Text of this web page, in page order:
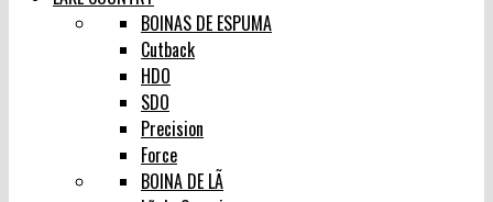
BOINAS DE ESPUMA
Cutback
HDO
SDO
Precision
Force
BOINA DE LÃ